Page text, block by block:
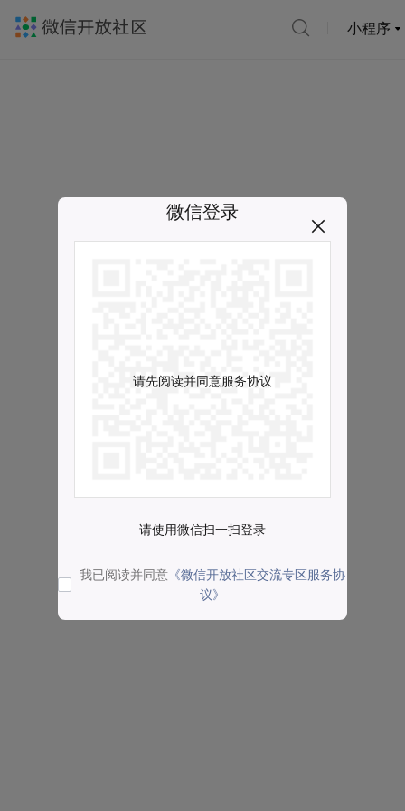
小程序
微信登录
请先阅读并同意服务协议
请使用微信扫一扫登录
我已阅读并同意 《微信开放社区交流专区服务协
议》